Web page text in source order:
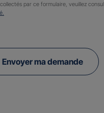
par ce formulaire, veuillez
Envoyer ma demande